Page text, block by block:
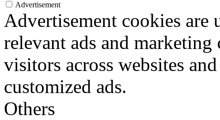
Advertisement
Advertisement cookies
relevant ads and marketing
visitors across websites
customized ads.
Others